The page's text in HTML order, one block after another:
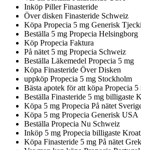
Inköp Piller Finasteride
Över disken Finasteride Schweiz
Köpa Propecia 5 mg Generisk
Beställa 5 mg Propecia Helsingborg
Köp Propecia Faktura
På nätet 5 mg Propecia Schweiz
Beställa Läkemedel Propecia 5 mg
Köpa Finasteride Över Disken
uppköp Propecia 5 mg Stockholm
Bästa apotek för att köpa Propecia
Beställa Finasteride 5 mg billigaste
Köpa 5 mg Propecia På nätet
Köpa 5 mg Propecia Generisk USA
Beställa Propecia Nu Schweiz
Inköp 5 mg Propecia billigaste
Köpa Finasteride 5 mg På nätet